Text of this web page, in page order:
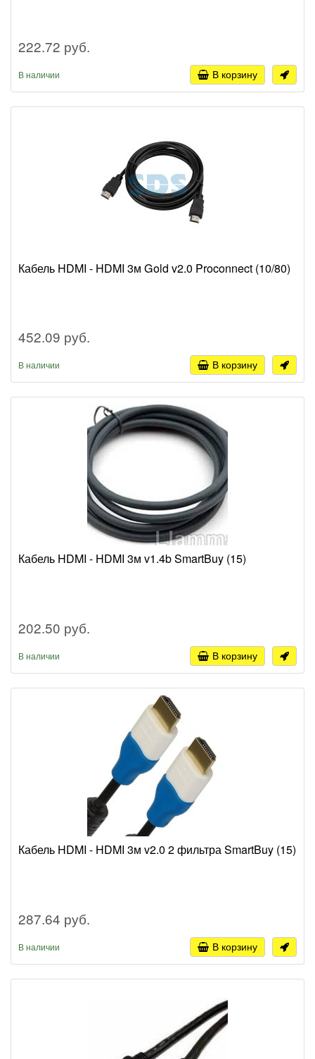
222.72 руб.
В наличии В корзину
Кабель HDMI - HDMI 3м Gold v2.0 Proconnect (10/80)
452.09 руб.
В наличии В корзину
Кабель HDMI - HDMI 3м v1.4b SmartBuy (15)
202.50 руб.
В наличии В корзину
Кабель HDMI - HDMI 3м v2.0 2 фильтра SmartBuy (15)
287.64 руб.
В наличии В корзину